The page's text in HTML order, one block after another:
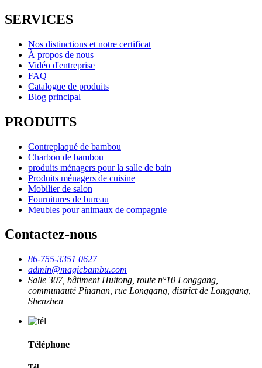
SERVICES
Nos distinctions et notre certificat
À propos de nous
Vidéo d'entreprise
FAQ
Catalogue de produits
Blog principal
PRODUITS
Contreplaqué de bambou
Charbon de bambou
produits ménagers pour la salle de bain
Produits ménagers de cuisine
Mobilier de salon
Fournitures de bureau
Meubles pour animaux de compagnie
Contactez-nous
86-755-3351 0627
admin@magicbambu.com
Salle 307, bâtiment Huitong, route n°10 Longgang,
communauté Pinanan, rue Longgang, district de Longgang,
Shenzhen
Téléphone